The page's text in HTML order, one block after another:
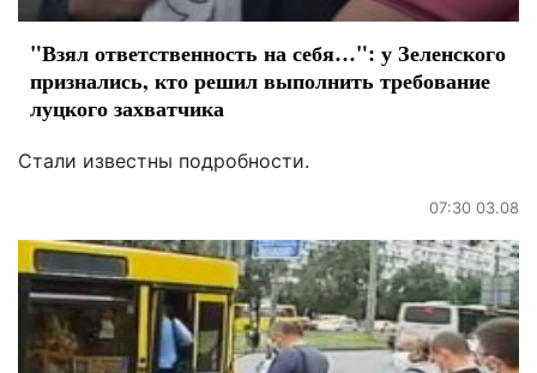
"Взял ответственность на себя…": у Зеленского
признались, кто решил выполнить требование
луцкого захватчика
Стали известны подробности.
07:30 03.08